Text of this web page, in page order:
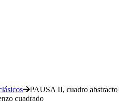
PAUSA II, cuadro abstracto
cuadrado